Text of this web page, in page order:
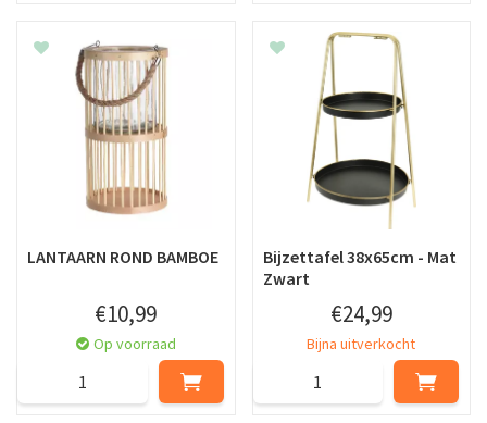
LANTAARN ROND BAMBOE
€10,99
Op voorraad
Bijzettafel 38x65cm - Mat
Zwart
€24,99
Bijna uitverkocht